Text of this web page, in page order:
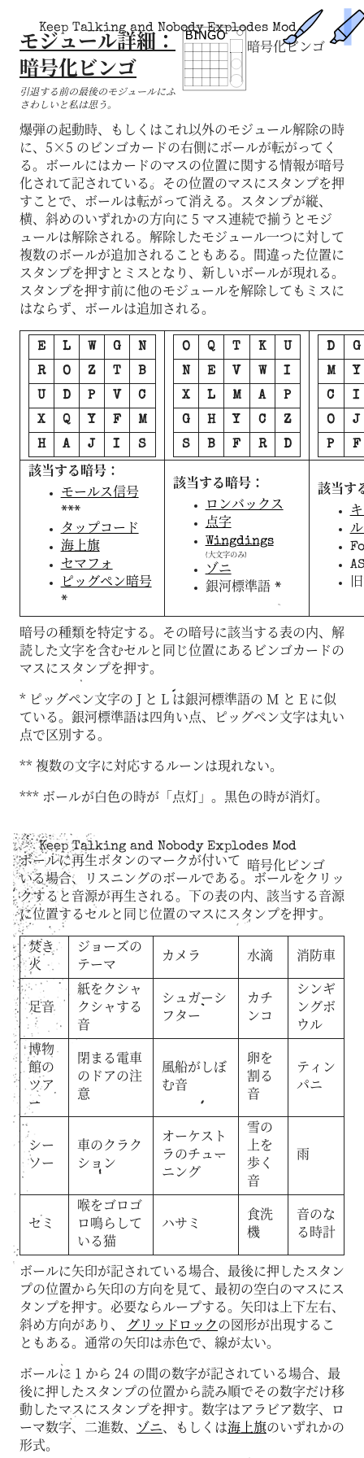
Keep Talking and Nobody Explodes Mod
暗号化ビンゴ
モジュール詳細：
暗号化ビンゴ
引退する前の最後のモジュールにふ
さわしいと私は思う。
爆弾の起動時、もしくはこれ以外のモジュール解除の時
に、5×5 のビンゴカードの右側にボールが転がってく
る。ボールにはカードのマスの位置に関する情報が暗号
化されて記されている。その位置のマスにスタンプを押
すことで、ボールは転がって消える。スタンプが縦、
横、斜めのいずれかの方向に 5 マス連続で揃うとモジ
ュールは解除される。解除したモジュール一つに対して
複数のボールが追加されることもある。間違った位置に
スタンプを押すとミスとなり、新しいボールが現れる。
スタンプを押す前に他のモジュールを解除してもミスに
はならず、ボールは追加される。
E L W G
N
R
O Z T
B
U
D P V
C
X
Q Y F
M
H
A J I S
O Q T K
U
N
E V W
I
X
L M A
P
G
H Y C
Z
S
B F R D
D
G
M
Y
C
I
O
J
P
F
該当する暗号：
モールス信号
***
タップコード
海上旗
セマフォ
ピッグペン暗号
*
該当する暗号：
ロンバックス
点字
Wingdings
(大文字のみ)
ゾニ
銀河標準語 *
該当す
暗号の種類を特定する。その暗号に該当する表の内、解
読した文字を含むセルと同じ位置にあるビンゴカードの
マスにスタンプを押す。
* ピッグペン文字の J と L は銀河標準語の M と E に似
ている。銀河標準語は四角い点、ピッグペン文字は丸い
点で区別する。
** 複数の文字に対応するルーンは現れない。
*** ボールが白色の時が「点灯」。黒色の時が消灯。
Keep Talking and Nobody Explodes Mod
暗号化ビンゴ
ボールに再生ボタンのマークが付いて
いる場合、リスニングのボールである。ボールをクリッ
クすると音源が再生される。下の表の内、該当する音源
に位置するセルと同じ位置のマスにスタンプを押す。
焚き
火
ジョーズの
テーマ
カメラ 水滴 消防車
足音
紙をクシャ
クシャする
音
シュガーシ
フター
カチ
ンコ
シンギ
ングボ
ウル
博物
館の
ツア
ー
閉まる電車
のドアの注
意
風船がしぼ
む音
卵を
割る
音
ティン
パニ
シー
ソー
車のクラク
ション
オーケスト
ラのチュー
ニング
雪の
上を
歩く
音
雨
セミ
喉をゴロゴ
ロ鳴らして
いる猫
ハサミ
食洗
機
音のな
る時計
ボールに矢印が記されている場合、最後に押したスタン
プの位置から矢印の方向を見て、最初の空白のマスにス
タンプを押す。必要ならループする。矢印は上下左右、
斜め方向があり、 グリッドロックの図形が出現するこ
ともある。通常の矢印は赤色で、線が太い。
ボールに 1 から 24 の間の数字が記されている場合、最
後に押したスタンプの位置から読み順でその数字だけ移
動したマスにスタンプを押す。数字はアラビア数字、ロ
ーマ数字、二進数、 ゾニ、もしくは海上旗のいずれかの
形式。